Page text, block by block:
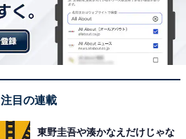
注目の連載
東野圭吾や湊かなえだけじゃな